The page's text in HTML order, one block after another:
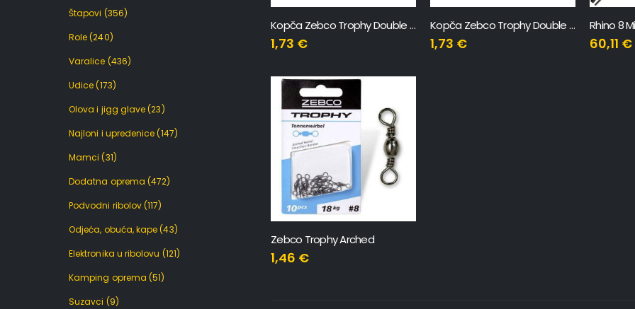
Kopča Zebco Trophy Double Swivel 32mm
1,73 €
Kopča Zebco Trophy Double Swivel 48mm
1,73 €
Rhino 8
60,11 €
Zebco Trophy Arched
1,46 €
Štapovi (356)
Role (240)
Varalice (436)
Udice (173)
Olova i jigg glave (23)
Najloni i upredenice (147)
Mamci (31)
Dodatna oprema (472)
Podvodni ribolov (117)
Odjeća, obuća, kape (43)
Elektronika u ribolovu (121)
Kamping oprema (51)
Suzavci (9)